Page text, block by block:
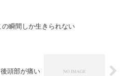
の瞬間しか生きられない
後頭部が痛い